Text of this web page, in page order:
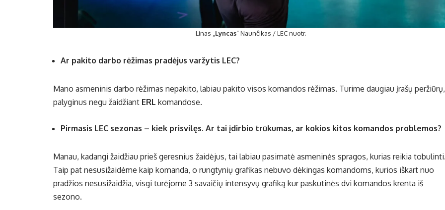
Linas „ Lyncas“ Naunčikas / LEC nuotr.
Ar pakito darbo rėžimas pradėjus varžytis LEC?
Mano asmeninis darbo rėžimas nepakito, labiau pakito visos komandos rėžimas. Turime daugiau įrašų peržiūrų,
palyginus negu žaidžiant ERL komandose.
Pirmasis LEC sezonas – kiek prisvilęs. Ar tai įdirbio trūkumas, ar kokios kitos komandos problemos?
Manau, kadangi žaidžiau prieš geresnius žaidėjus, tai labiau pasimatė asmeninės spragos, kurias reikia
Taip pat nesusižaidėme kaip komanda, o rungtynių grafikas nebuvo dėkingas komandoms, kurios iškart nuo
pradžios nesusižaidžia, visgi turėjome 3 savaičių intensyvų grafiką kur paskutinės dvi komandos krenta iš
sezono.